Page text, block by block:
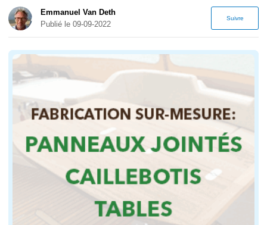
Emmanuel Van Deth
Publié le 09-09-2022
Suivre